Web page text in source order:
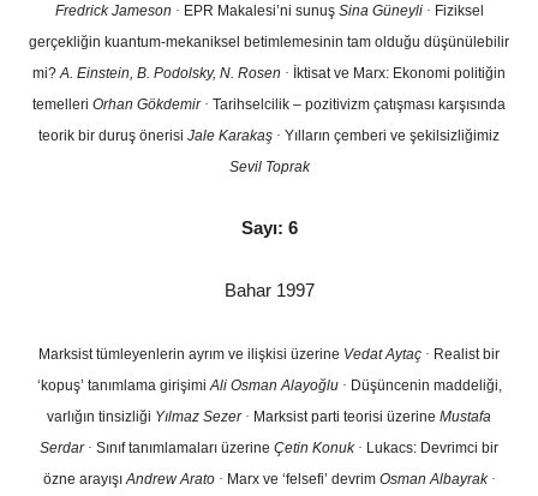
Fredrick Jameson · EPR Makalesi’ni sunuş Sina Güneyli · Fiziksel
gerçekliğin kuantum-mekaniksel betimlemesinin tam olduğu düşünülebilir
mi?A. Einstein, B. Podolsky, N. Rosen · İktisat ve Marx: Ekonomi politiğin
temelleri Orhan Gökdemir · Tarihselcilik – pozitivizm çatışması karşısında
teorik bir duruş önerisi Jale Karakaş · Yılların çemberi ve şekilsizliğimiz
Sevil Toprak
Sayı: 6
Bahar 1997
Marksist tümleyenlerin ayrım ve ilişkisi üzerine Vedat Aytaç · Realist bir
‘kopuş’ tanımlama girişimiAli Osman Alayoğlu · Düşüncenin maddeliği,
varlığın tinsizliği Yılmaz Sezer · Marksist parti teorisi üzerine Mustafa
Serdar · Sınıf tanımlamaları üzerine Çetin Konuk · Lukacs: Devrimci bir
özne arayışıAndrew Arato · Marx ve ‘felsefi’ devrim Osman Albayrak ·